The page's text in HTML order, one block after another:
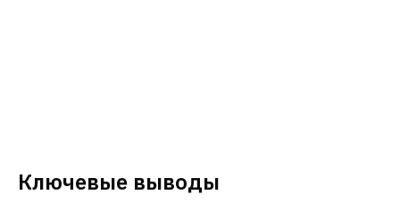
Ключевые выводы